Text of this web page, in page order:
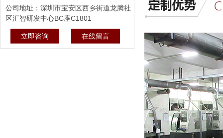
公司地址：深圳市宝安区西乡街道龙腾社
区汇智研发中心BC座C1801
立即咨询 在线留言